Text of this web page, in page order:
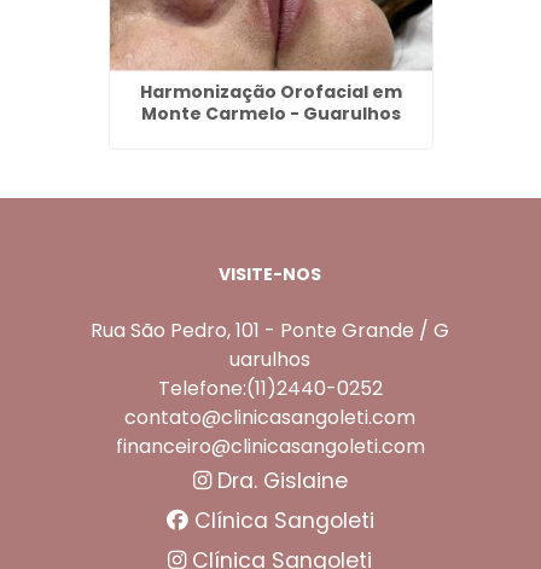
Harmonização Orofacial em
Monte Carmelo - Guarulhos
VISITE-NOS
Rua São Pedro, 101 - Ponte Grande / G
uarulhos
Telefone:(11)2440-0252
contato@clinicasangoleti.com
financeiro@clinicasangoleti.com
Dra. Gislaine
Clínica Sangoleti
Clínica Sangoleti